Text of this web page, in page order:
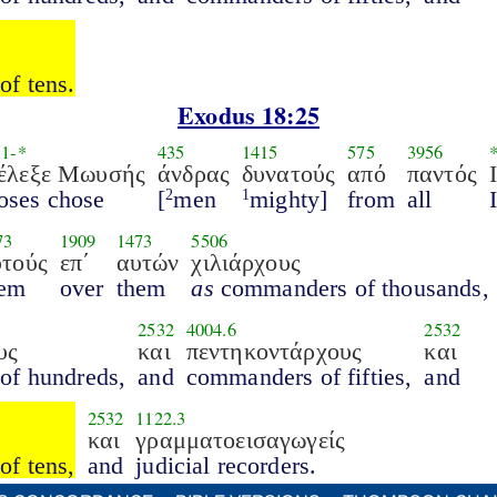
tens.
Exodus 18:25
-*
Μωυσής
chose
435
άνδρας
[2men
1415
δυνατούς
1mighty]
575
από
from
3956
παντός
all
1909
επ΄
over
1473
αυτών
them
5506
χιλιάρχους
as commanders of thousands,
hundreds,
2532
και
and
4004.6
πεντηκοντάρχους
commanders of fifties,
2532
και
and
tens,
2532
και
and
1122.3
γραμματοεισαγωγείς
judicial recorders.